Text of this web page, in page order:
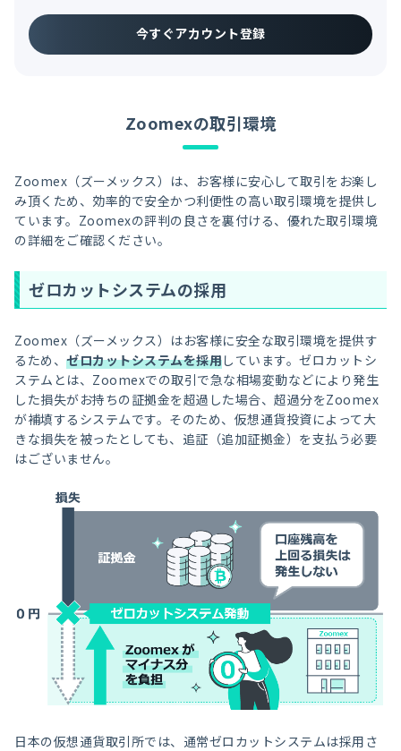
今すぐアカウント登録
Zoomexの取引環境
Zoomex（ズーメックス）は、お客様に安心して取引をお楽し
み頂くため、効率的で安全かつ利便性の高い取引環境を提供し
ています。Zoomexの評判の良さを裏付ける、優れた取引環境
の詳細をご確認ください。
ゼロカットシステムの採用
Zoomex（ズーメックス）はお客様に安全な取引環境を提供す
るため、 ゼロカットシステムを採用しています。ゼロカットシ
ステムとは、Zoomexでの取引で急な相場変動などにより発生
した損失がお持ちの証拠金を超過した場合、超過分をZoomex
が補填するシステムです。そのため、仮想通貨投資によって大
きな損失を被ったとしても、追証（追加証拠金）を支払う必要
はございません。
日本の仮想通貨取引所では、通常ゼロカットシステムは採用さ